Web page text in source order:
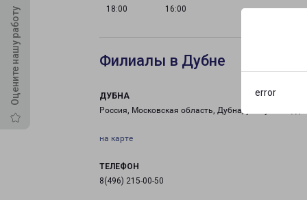
error
Оцените нашу работу
18:00
16:00
Филиалы в Дубне
ДУБНА
Россия, Московская область, Дубна, ул. Луговая, д.
на карте
ТЕЛЕФОН
8(496) 215-00-50